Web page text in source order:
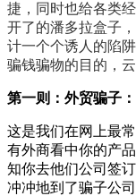
捷，同时也给各类
开了的潘多拉盒子
计一个个诱人的陷
骗钱骗物的目的，
第一则：外贸骗子
这是我们在网上最
有外商看中你的产
知你去他们公司签
冲冲地到了骗子公